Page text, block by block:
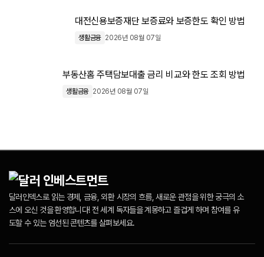
대전신용보증재단 보증료와 보증한도 확인 방법
생활금융 2026년 08월 07일
부동산홈 주택담보대출 금리 비교와 한도 조회 방법
생활금융 2026년 08월 07일
달러인덱스로 읽는 경제, 금융, 외환 시장의 흐름, 새로운 관점을 위한 궁극의 소
스에 오신 것을 환영합니다! 전 세계 독자들을 계몽하고 즐겁게 하며 참여를 유
도할 수 있는 엄선된 콘텐츠를 살펴보세요.